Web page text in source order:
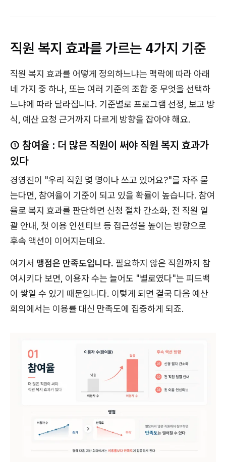
직원 복지 효과를 가르는 4가지 기준
직원 복지 효과를 어떻게 정의하느냐는 맥락에 따라 아래
네 가지 중 하나, 또는 여러 기준의 조합 중 무엇을 선택하
느냐에 따라 달라집니다. 기준별로 프로그램 선정, 보고 방
식, 예산 요청 근거까지 다르게 방향을 잡아야 해요.
① 참여율 : 더 많은 직원이 써야 직원 복지 효과가
있다
경영진이 "우리 직원 몇 명이나 쓰고 있어요?"를 자주 묻
는다면, 참여율이 기준이 되고 있을 확률이 높습니다. 참여
율로 복지 효과를 판단하면 신청 절차 간소화, 전 직원 일
괄 안내, 첫 이용 인센티브 등 접근성을 높이는 방향으로
후속 액션이 이어지는데요.
여기서 맹점은 만족도입니다. 필요하지 않은 직원까지 참
여시키다 보면, 이용자 수는 늘어도 "별로였다"는 피드백
이 쌓일 수 있기 때문입니다. 이렇게 되면 결국 다음 예산
회의에서는 이용률 대신 만족도에 집중하게 되죠.